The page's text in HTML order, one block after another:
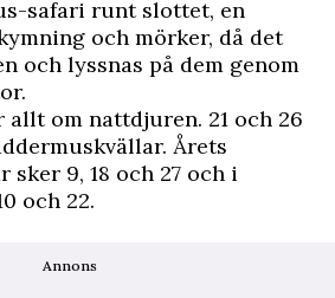
safari runt slottet, en
och mörker, då det
och lyssnas på dem genom
om nattdjuren. 21 och 26
Årets
9, 18 och 27 och i
och 22.
Annons